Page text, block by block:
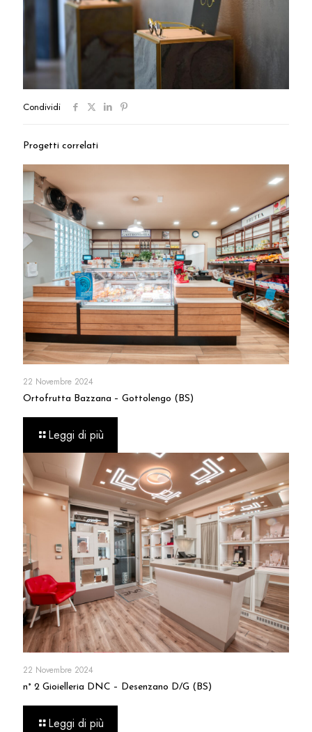
Condividi
Progetti correlati
22 Novembre 2024
Ortofrutta Bazzana – Gottolengo (BS)
Leggi di più
22 Novembre 2024
n° 2 Gioielleria DNC – Desenzano D/G (BS)
Leggi di più